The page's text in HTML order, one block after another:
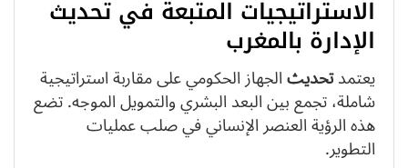
الاستراتيجيات المتبعة في تحديث
الإدارة بالمغرب
يعتمدتحديثالجهاز الحكومي على مقاربة استراتيجية
شاملة، تجمع بين البعد البشري والتمويل الموجه. تضع
هذه الرؤية العنصر الإنساني في صلب عمليات
التطوير.